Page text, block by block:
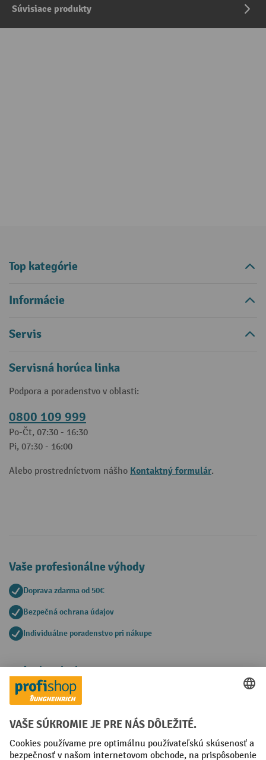
Súvisiace produkty
Top kategórie
Informácie
Servis
Servisná horúca linka
Podpora a poradenstvo v oblasti:
0800 109 999
Po-Čt, 07:30 - 16:30
Pi, 07:30 - 16:00
Alebo prostredníctvom nášho Kontaktný formulár.
Vaše profesionálne výhody
Doprava zdarma od 50€
Bezpečná ochrana údajov
Individuálne poradenstvo pri nákupe
Spôsoby platby
Creditcard (Master)Creditcard (Visa)
Faktúra Predplatba